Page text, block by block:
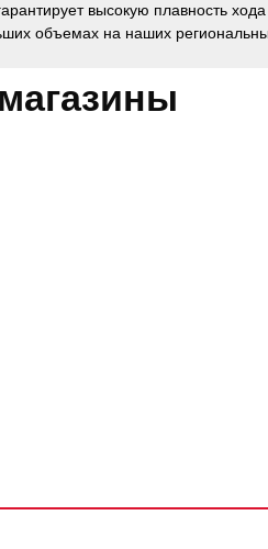
высокую плавность
объемах на наших